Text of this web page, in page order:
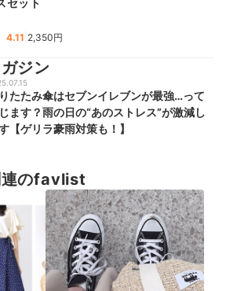
4.11 2,350円
ジン
たたみ傘はセブンイレブンが最強…って
ます？雨の日の“あのストレス”が激減し
【ゲリラ豪雨対策も！】
連のfavlist